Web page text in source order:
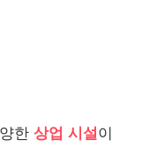
한 상업 시설이